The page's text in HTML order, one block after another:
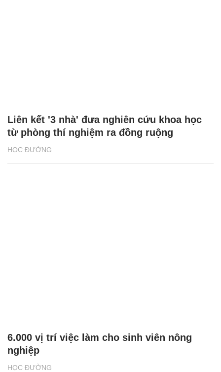
HỌC ĐƯỜNG
Liên kết '3 nhà' đưa nghiên cứu khoa học
từ phòng thí nghiệm ra đồng ruộng
HỌC ĐƯỜNG
6.000 vị trí việc làm cho sinh viên nông
nghiệp